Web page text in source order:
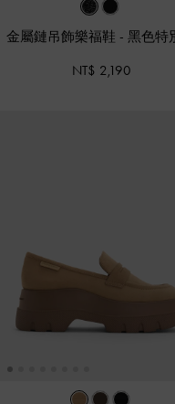
金屬鏈吊飾樂福鞋 -黑色特
NT$ 2,190